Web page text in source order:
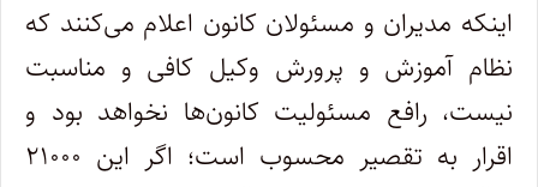
اینکه مدیران و مسئولان کانون اعلام می‌کنند که
نظام آموزش و پرورش وکیل کافی و مناسبت
نیست، رافع مسئولیت کانون‌ها نخواهد بود و
اقرار به تقصیر محسوب است؛ اگر این ۲۱۰۰۰